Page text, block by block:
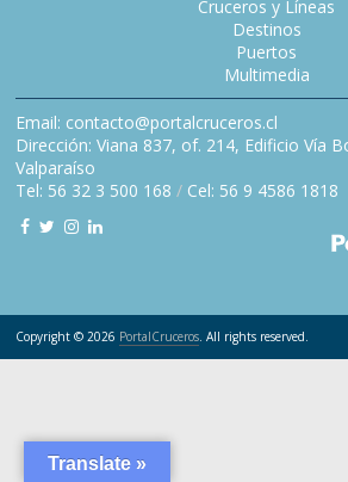
Cruceros y Líneas
Destinos
Puertos
Multimedia
Email: contacto@portalcruceros.cl
Dirección: Viana 837, of. 214, Edificio Vía
Valparaíso
Tel: 56 32 3 500 168 / Cel: 56 9 4586 1818
Copyright © 2026 PortalCruceros. All rights reserved.
Translate »